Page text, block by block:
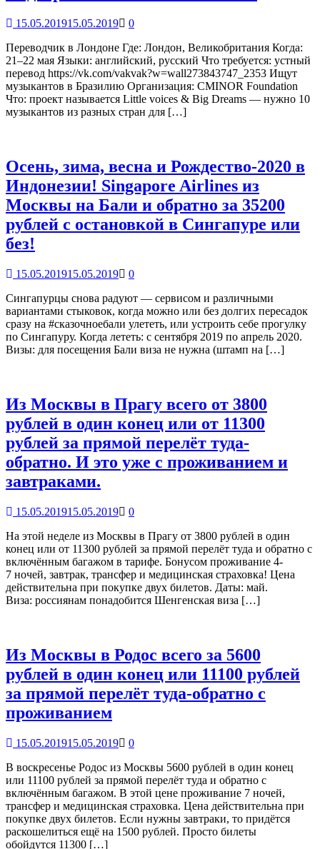
15.05.201915.05.2019
0
Переводчик в Лондоне Где: Лондон, Великобритания Когда:
21–22 мая Языки: английский, русский Что требуется: устный
перевод https://vk.com/vakvak?w=wall273843747_2353 Ищут
музыкантов в Бразилию Организация: CMINOR Foundation
Что: проект называется Little voices & Big Dreams — нужно 10
музыкантов из разных стран для […]
Осень, зима, весна и Рождество-2020 в
Индонезии! Singapore Airlines из
Москвы на Бали и обратно за 35200
рублей с остановкой в Сингапуре или
без!
15.05.201915.05.2019
0
Сингапурцы снова радуют — сервисом и различными
вариантами стыковок, когда можно или без долгих пересадок
сразу на #сказочноебали улететь, или устроить себе прогулку
по Сингапуру. Когда лететь: с сентября 2019 по апрель 2020.
Визы: для посещения Бали виза не нужна (штамп на […]
Из Москвы в Прагу всего от 3800
рублей в один конец или от 11300
рублей за прямой перелёт туда-
обратно. И это уже с проживанием и
завтраками.
15.05.201915.05.2019
0
На этой неделе из Москвы в Прагу от 3800 рублей в один
конец или от 11300 рублей за прямой перелёт туда и обратно с
включённым багажом в тарифе. Бонусом проживание 4-
7 ночей, завтрак, трансфер и медицинская страховка! Цена
действительна при покупке двух билетов. Даты: май.
Виза: россиянам понадобится Шенгенская виза […]
Из Москвы в Родос всего за 5600
рублей в один конец или 11100 рублей
за прямой перелёт туда-обратно с
проживанием
15.05.201915.05.2019
0
В воскресенье Родос из Москвы 5600 рублей в один конец
или 11100 рублей за прямой перелёт туда и обратно с
включённым багажом. В этой цене проживание 7 ночей,
трансфер и медицинская страховка. Цена действительна при
покупке двух билетов. Если нужны завтраки, то придётся
раскошелиться ещё на 1500 рублей. Просто билеты
обойдутся 11300 […]